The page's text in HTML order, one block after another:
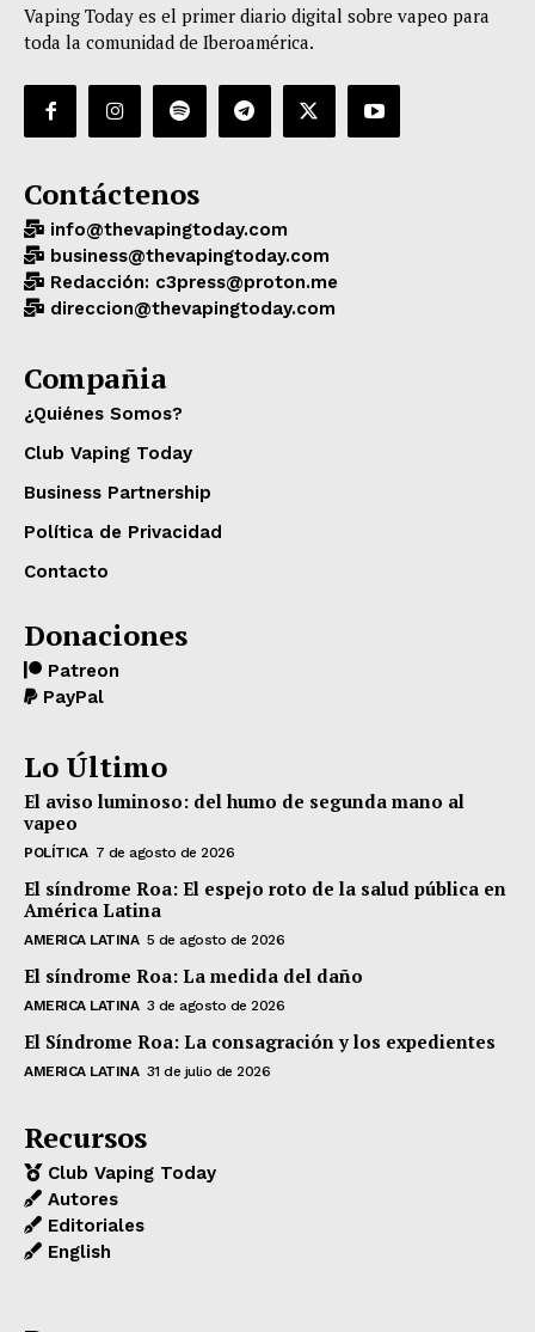
Vaping Today es el primer diario digital sobre vapeo para
toda la comunidad de Iberoamérica.
Contáctenos
info@thevapingtoday.com
business@thevapingtoday.com
Redacción: c3press@proton.me
direccion@thevapingtoday.com
Compañia
¿Quiénes Somos?
Club Vaping Today
Business Partnership
Política de Privacidad
Contacto
Donaciones
Patreon
PayPal
Lo Último
El aviso luminoso: del humo de segunda mano al
vapeo
POLÍTICA 7 de agosto de 2026
El síndrome Roa: El espejo roto de la salud pública en
América Latina
AMERICA LATINA 5 de agosto de 2026
El síndrome Roa: La medida del daño
AMERICA LATINA 3 de agosto de 2026
El Síndrome Roa: La consagración y los expedientes
AMERICA LATINA 31 de julio de 2026
Recursos
Club Vaping Today
Autores
Editoriales
English